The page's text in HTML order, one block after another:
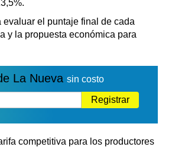
el puntaje final de cada
y la propuesta económica para
La Nueva sin costo
Registrar
competitiva para los productores